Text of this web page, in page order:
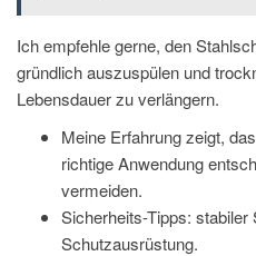
Ich empfehle gerne, den
gründlich auszuspülen und
Lebensdauer zu verlängern.
Meine Erfahrung zeigt,
richtige Anwendung
vermeiden.
Sicherheits-Tipps: stabiler
Schutzausrüstung.